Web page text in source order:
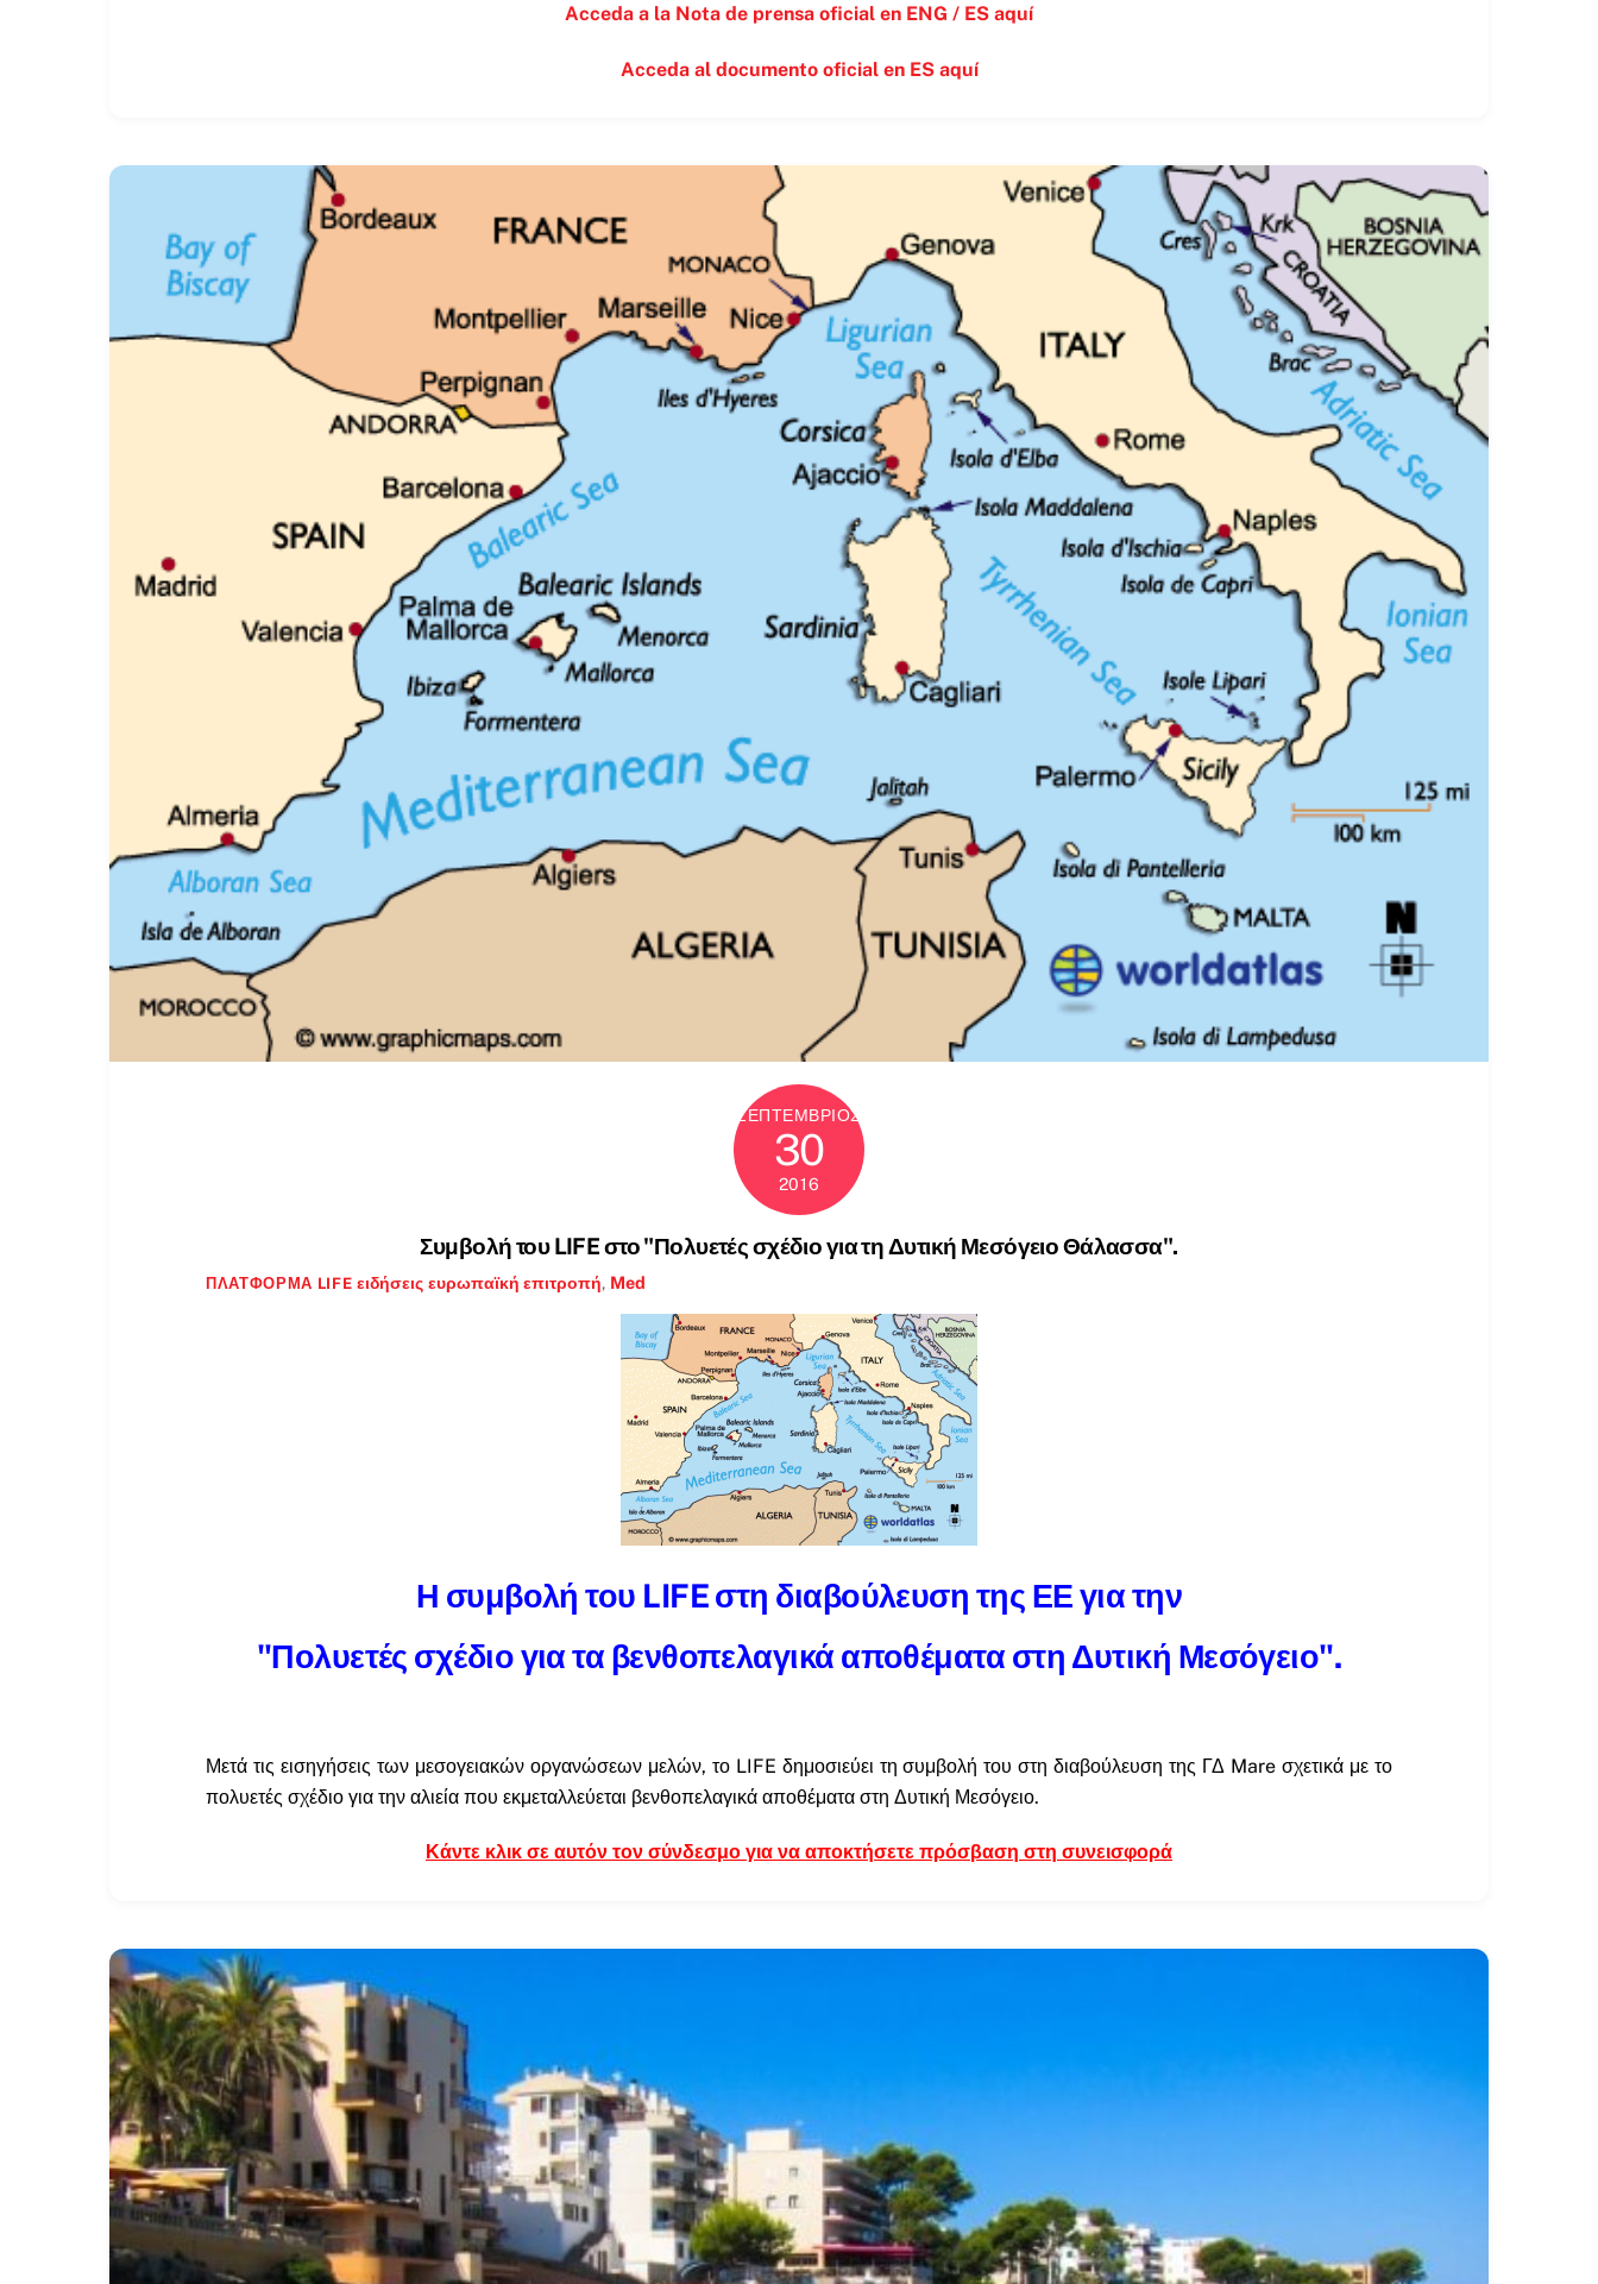
Acceda a la Nota de prensa oficial en ENG / ES aquí
Acceda al documento oficial en ES aquí
ΣΕΠΤΈΜΒΡΙΟΣ
30
2016
Συμβολή του LIFE στο "Πολυετές σχέδιο για τη Δυτική Μεσόγειο Θάλασσα".
ΠΛΑΤΦΌΡΜΑ LIFE ειδήσεις ευρωπαϊκή επιτροπή, Med
Η συμβολή του LIFE στη διαβούλευση της ΕΕ για την
"Πολυετές σχέδιο για τα βενθοπελαγικά αποθέματα στη Δυτική Μεσόγειο".
Μετά τις εισηγήσεις των μεσογειακών οργανώσεων μελών, το LIFE δημοσιεύει τη συμβολή του στη διαβούλευση της ΓΔ Mare σχετικά με το
πολυετές σχέδιο για την αλιεία που εκμεταλλεύεται βενθοπελαγικά αποθέματα στη Δυτική Μεσόγειο.
Κάντε κλικ σε αυτόν τον σύνδεσμο για να αποκτήσετε πρόσβαση στη συνεισφορά